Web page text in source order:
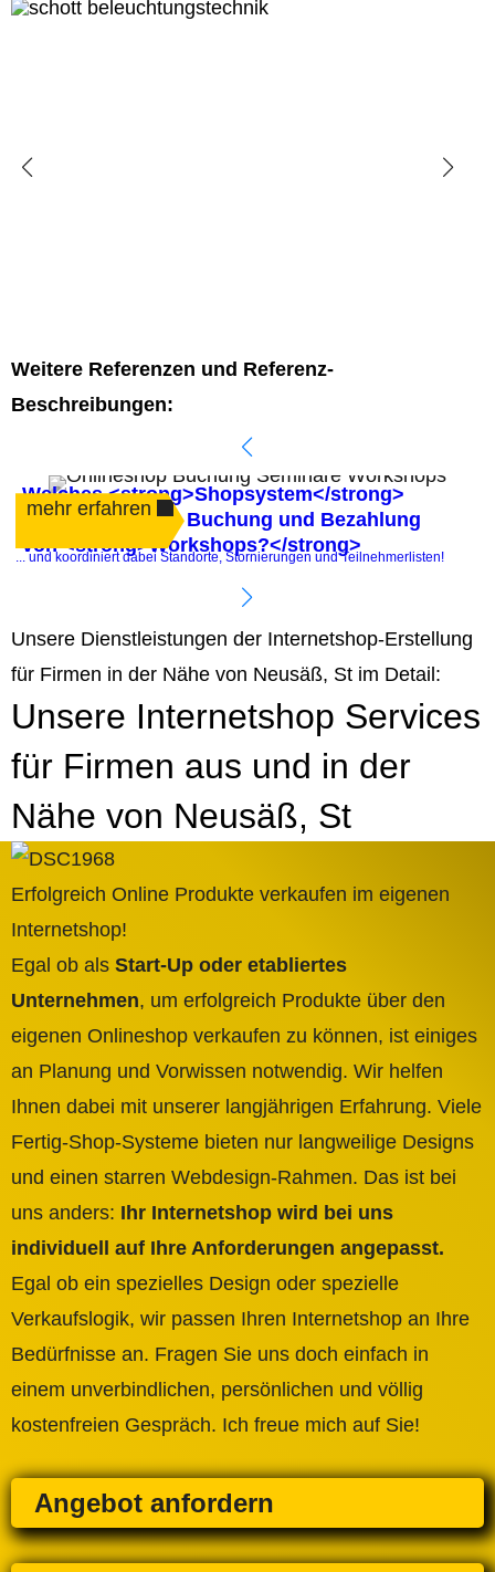
Weitere Referenzen und Referenz-
Beschreibungen:
Welches <strong>Shopsystem</strong>
automatisiert die Buchung und Bezahlung
von <strong>Workshops?</strong>
mehr erfahren
... und koordiniert dabei Standorte, Stornierungen und Teilnehmerlisten!
Unsere Dienstleistungen der Internetshop-Erstellung
für Firmen in der Nähe von Neusäß, St im Detail:
Unsere Internetshop Services
für Firmen aus und in der
Nähe von Neusäß, St
Erfolgreich Online Produkte verkaufen im eigenen
Internetshop!
Egal ob als Start-Up oder etabliertes
Unternehmen, um erfolgreich Produkte über den
eigenen Onlineshop verkaufen zu können, ist einiges
an Planung und Vorwissen notwendig. Wir helfen
Ihnen dabei mit unserer langjährigen Erfahrung. Viele
Fertig-Shop-Systeme bieten nur langweilige Designs
und einen starren Webdesign-Rahmen. Das ist bei
uns anders: Ihr Internetshop wird bei uns
individuell auf Ihre Anforderungen angepasst.
Egal ob ein spezielles Design oder spezielle
Verkaufslogik, wir passen Ihren Internetshop an Ihre
Bedürfnisse an. Fragen Sie uns doch einfach in
einem unverbindlichen, persönlichen und völlig
kostenfreien Gespräch. Ich freue mich auf Sie!
Angebot anfordern